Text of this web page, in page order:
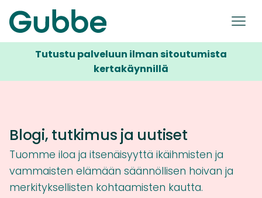
Tutustu palveluun ilman sitoutumista
kertakäynnillä
Blogi, tutkimus ja uutiset
Tuomme iloa ja itsenäisyyttä ikäihmisten ja
vammaisten elämään säännöllisen hoivan ja
merkityksellisten kohtaamisten kautta.